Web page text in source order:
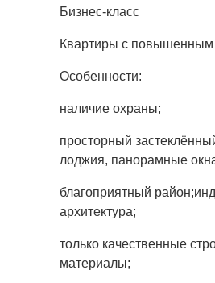
Бизнес-класс
Квартиры с
Особенности:
наличие охраны;
просторный
лоджия, панорамные
благоприятный
архитектура;
только качественные
материалы;